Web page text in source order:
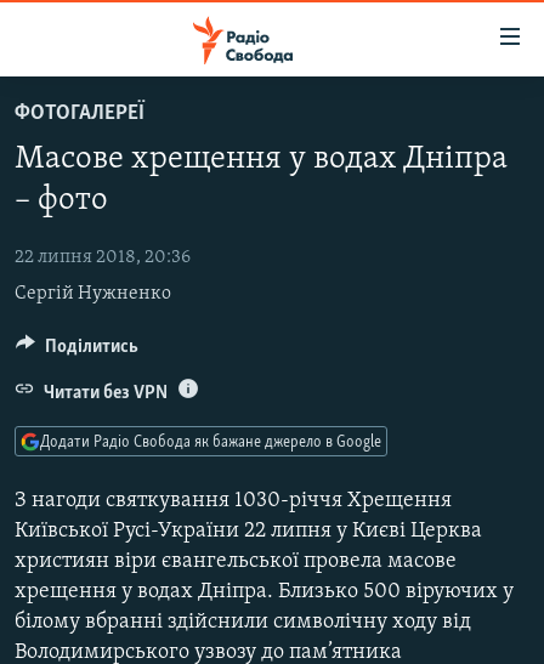
до
основного
матеріалу
Перейти
до
навігації
Перейти
пошуку
ВСЕ ЗА ДОБУ
СТАТТІ
ПОЛІТИКА
ЕКОНОМІКА
СУСПІЛЬСТВО
КУЛЬТУРА
СПОРТ
СВІТ
ВІЙНА
РОСІЙСЬКА «ФІЛЬТРАЦІЯ»
ДОНБАС.РЕАЛІЇ
КРИМ.РЕАЛІЇ
ТИ ЯК?
ПРИАЗОВ’Я
КИТАЙ.ВИКЛИКИ
МУЛЬТИМЕДІА
ФОТО
ФОТОГАЛЕРЕЇ
Масове хрещення у водах Дніпра
– фото
22 липня 2018, 20:36
Сергій Нужненко
З нагоди святкування 1030-річчя Хрещення
Київської Русі-України 22 липня у Києві Церква
християн віри євангельської провела масове
хрещення у водах Дніпра. Близько 500 віруючих у
білому вбранні здійснили символічну ходу від
Володимирського узвозу до пам’ятника
Поділитись
Читати без VPN
Додати Радіо Свобода як бажане джерело в Google